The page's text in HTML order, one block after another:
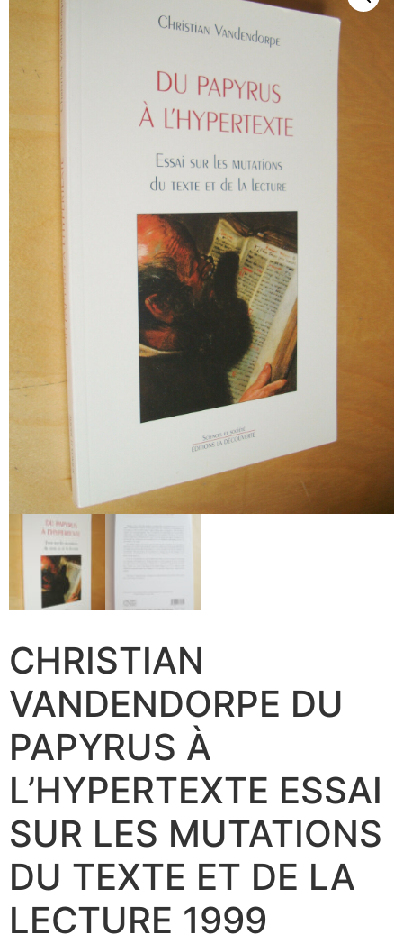
CHRISTIAN
VANDENDORPE DU
PAPYRUS À
L’HYPERTEXTE ESSAI
SUR LES MUTATIONS
DU TEXTE ET DE LA
LECTURE 1999